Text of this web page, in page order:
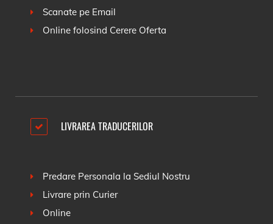
Scanate pe Email
Online folosind Cerere Oferta
LIVRAREA TRADUCERILOR
Predare Personala la Sediul Nostru
Livrare prin Curier
Online